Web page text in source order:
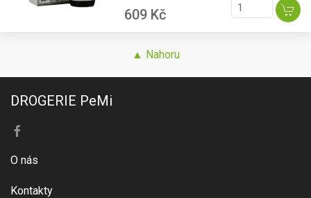
609 Kč
▲ Nahoru
DROGERIE PeMi
O nás
Kontakty